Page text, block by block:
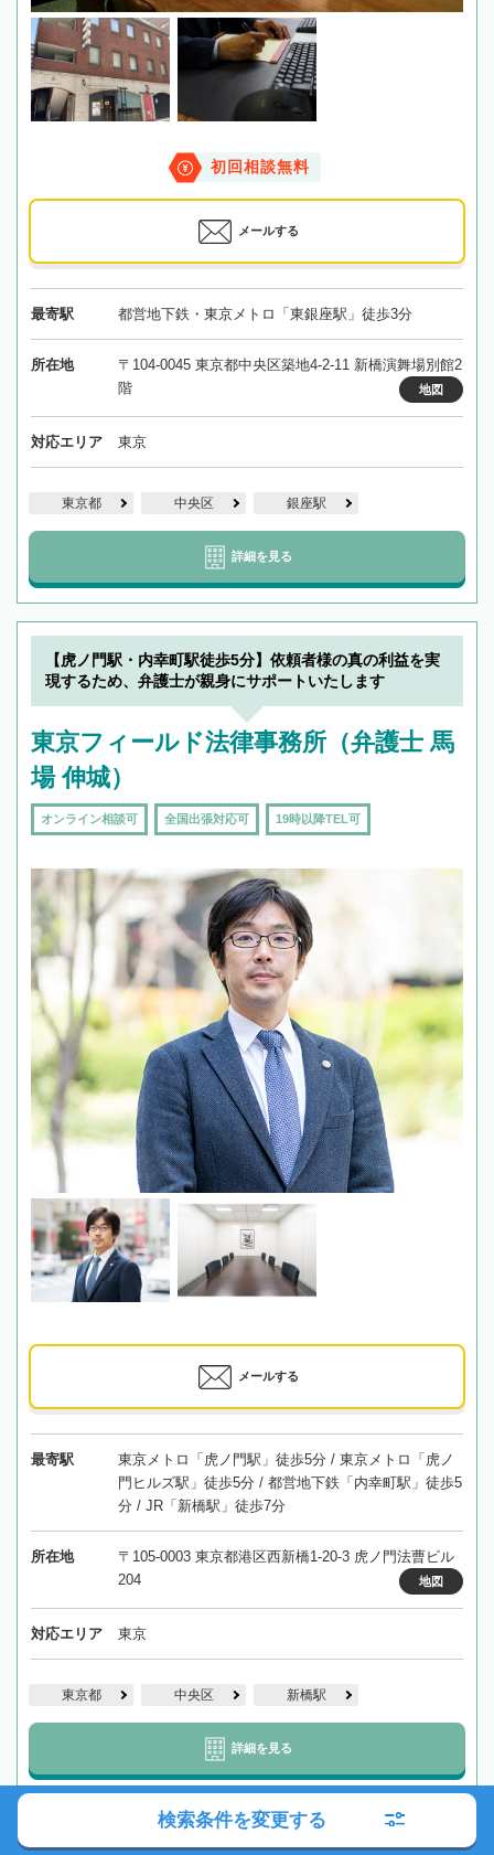
初回相談無料
メールする
最寄駅 都営地下鉄・東京メトロ「東銀座駅」徒歩3分
所在地
〒104-0045 東京都中央区築地4-2-11 新橋演舞場別館2
階
地図
対応エリア 東京
東京都 中央区 銀座駅
詳細を見る
【虎ノ門駅・内幸町駅徒歩5分】依頼者様の真の利益を実
現するため、弁護士が親身にサポートいたします
東京フィールド法律事務所（弁護士 馬
場 伸城）
オンライン相談可 全国出張対応可 19時以降TEL可
メールする
最寄駅
東京メトロ「虎ノ門駅」徒歩5分 / 東京メトロ「虎ノ
門ヒルズ駅」徒歩5分 / 都営地下鉄「内幸町駅」徒歩5
分 / JR「新橋駅」徒歩7分
所在地
〒105-0003 東京都港区西新橋1-20-3 虎ノ門法曹ビル
204
地図
対応エリア 東京
東京都 中央区 新橋駅
詳細を見る
検索条件を変更する